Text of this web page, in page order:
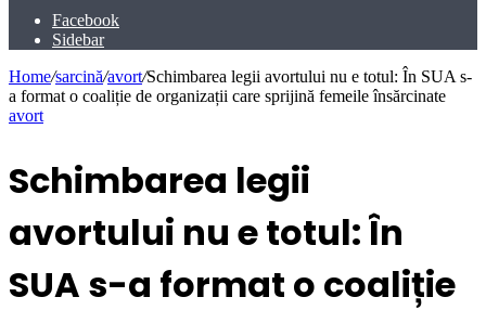
Facebook
Sidebar
Home/sarcină/avort/Schimbarea legii avortului nu e totul: În SUA s-
a format o coaliție de organizații care sprijină femeile însărcinate
avort
Schimbarea legii
avortului nu e totul: În
SUA s-a format o coaliție